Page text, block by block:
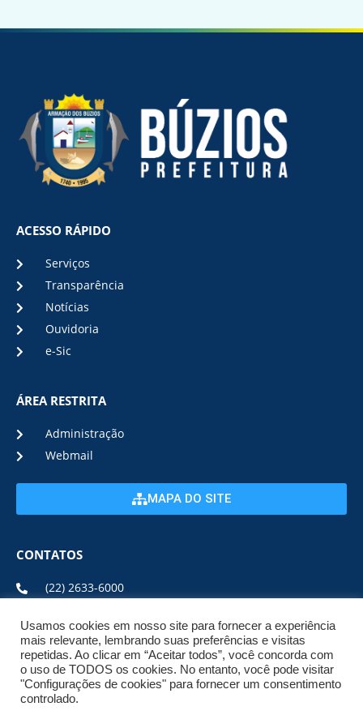
ACESSO RÁPIDO
Serviços
Transparência
Notícias
Ouvidoria
e-Sic
ÁREA RESTRITA
Administração
Webmail
MAPA DO SITE
CONTATOS
(22) 2633-6000
ENDEREÇO E HORÁRIO
ESTRADA DA USINA, Nº 600 CENTRO, CEP: 28950-000
DE SEGUNDA A SEXTA DE 08:00 ÀS 17:00
Usamos cookies em nosso site para fornecer a experiência
mais relevante, lembrando suas preferências e visitas
repetidas. Ao clicar em “Aceitar todos”, você concorda com
o uso de TODOS os cookies. No entanto, você pode visitar
"Configurações de cookies" para fornecer um consentimento
controlado.